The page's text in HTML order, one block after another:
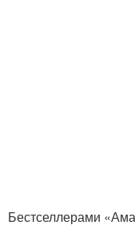
Бестселлерами